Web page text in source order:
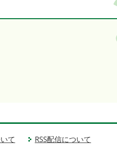
て RSS配信について